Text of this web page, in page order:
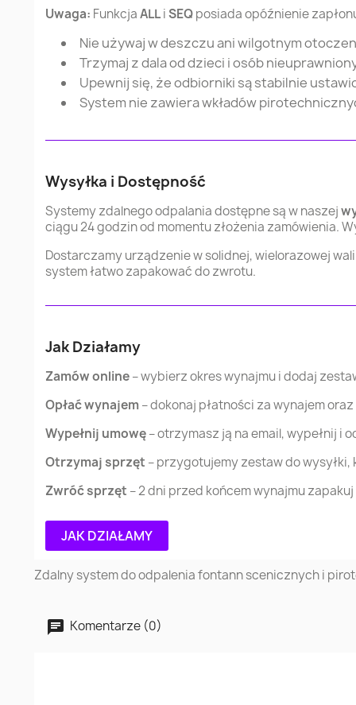
Uwaga: FunkcjaALLiSEQposiada opóźnienie
Nie używaj w deszczu ani wilgotnym
Trzymaj z dala od dzieci i osób
Upewnij się, że odbiorniki są stabilnie
System nie zawiera wkładów
Wysyłka i Dostępność
Systemy zdalnego odpalania dostępne są w naszej
ciągu 24 godzin od momentu złożenia zamówienia.
Dostarczamy urządzenie w solidnej, wielorazowej
system łatwo zapakować do zwrotu.
Jak Działamy
Zamów online– wybierz okres wynajmu i dodaj
Opłać wynajem – dokonaj płatności za wynajem
Wypełnij umowę– otrzymasz ją na email, wypełnij i
Otrzymaj sprzęt – przygotujemy zestaw do
Zwróć sprzęt – 2 dni przed końcem wynajmu
JAK DZIAŁAMY
Zdalny system do odpalenia fontann scenicznych i
Komentarze (0)